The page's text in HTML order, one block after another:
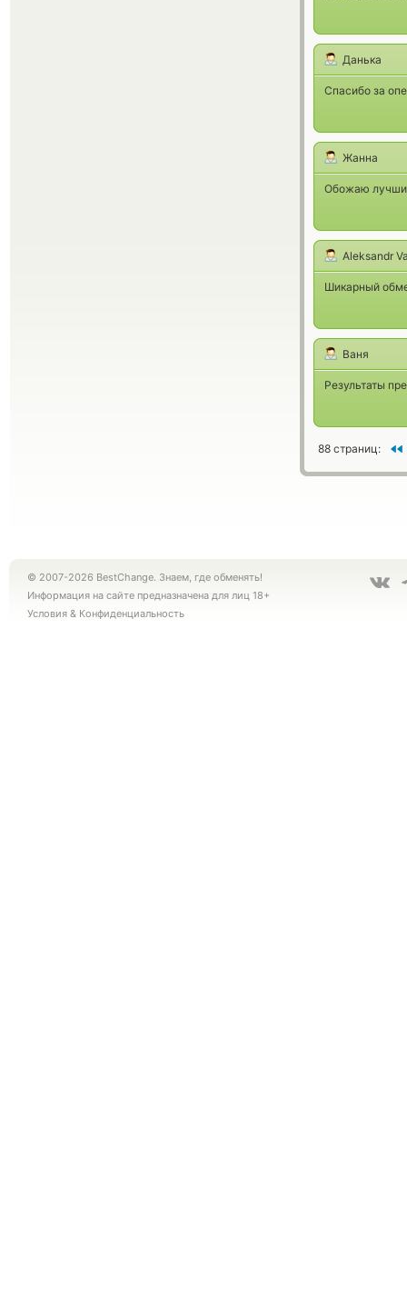
Данька
Спасибо за
Жанна
Обожаю
Aleksandr
Шикарный
Ваня
Результаты
88 страниц:
© 2007-2026 BestChange. Знаем, где обменять!
Информация на сайте предназначена для лиц 18+
Условия & Конфиденциальность